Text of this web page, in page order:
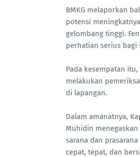
BMKG melaporkan
potensi
gelombang tinggi.
perhatian serius bagi
Pada kesempatan
melakukan
di lapangan.
Dalam amanatnya,
Muhidin
sarana dan
cepat, tepat, dan